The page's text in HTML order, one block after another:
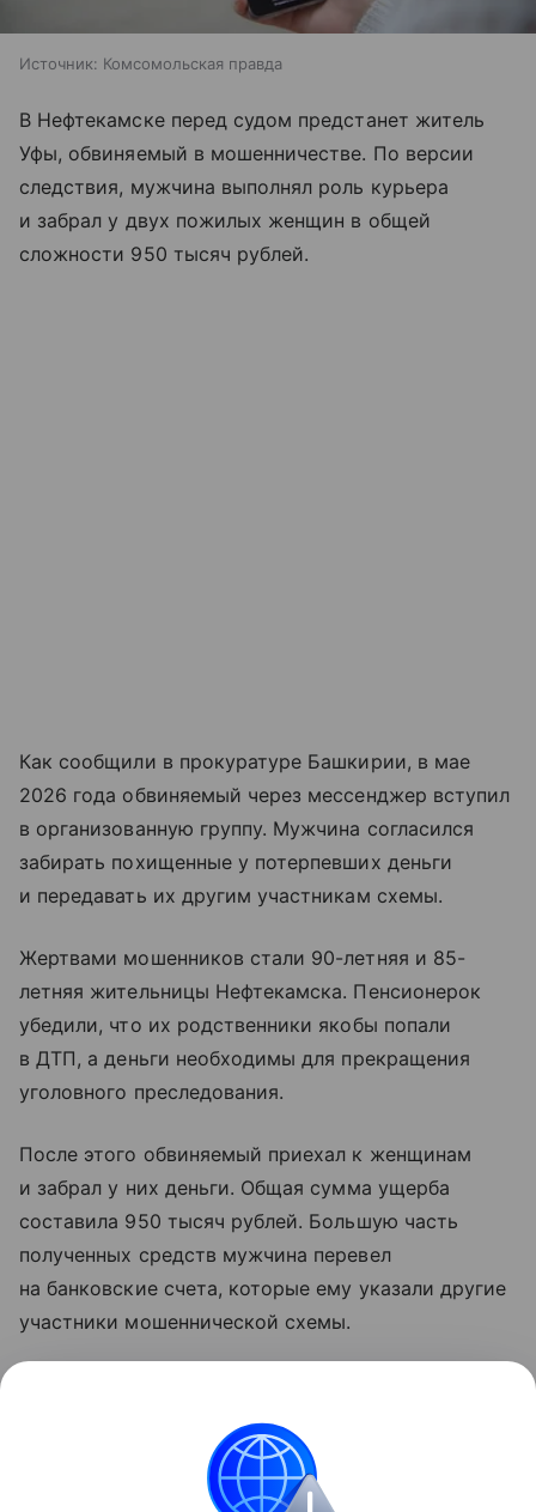
Источник: Комсомольская правда
В Нефтекамске перед судом предстанет житель
Уфы, обвиняемый в мошенничестве. По версии
следствия, мужчина выполнял роль курьера
и забрал у двух пожилых женщин в общей
сложности 950 тысяч рублей.
Как сообщили в прокуратуре Башкирии, в мае
2026 года обвиняемый через мессенджер вступил
в организованную группу. Мужчина согласился
забирать похищенные у потерпевших деньги
и передавать их другим участникам схемы.
Жертвами мошенников стали 90-летняя и 85-
летняя жительницы Нефтекамска. Пенсионерок
убедили, что их родственники якобы попали
в ДТП, а деньги необходимы для прекращения
уголовного преследования.
После этого обвиняемый приехал к женщинам
и забрал у них деньги. Общая сумма ущерба
составила 950 тысяч рублей. Большую часть
полученных средств мужчина перевел
на банковские счета, которые ему указали другие
участники мошеннической схемы.
Прокуратура Нефтекамска утвердила
обвинительное заключение. Уголовное дело
направили в Нефтекамский городской суд